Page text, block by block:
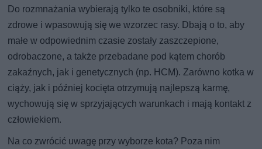
Do rozmnażania wybierają tylko te osobniki, które są
zdrowe i wpasowują się we wzorzec rasy. Dbają o to, aby
małe w odpowiednim czasie zostały zaszczepione,
odrobaczone, a także przebadane pod kątem chorób
zakaźnych, jak i genetycznych (np. HCM). Zarówno kotka w
ciąży, jak i później kocięta otrzymują najlepszą karmę,
wychowują się w sprzyjających warunkach i mają kontakt z
człowiekiem.
Na co zwrócić uwagę przy wyborze kota? Poza nim